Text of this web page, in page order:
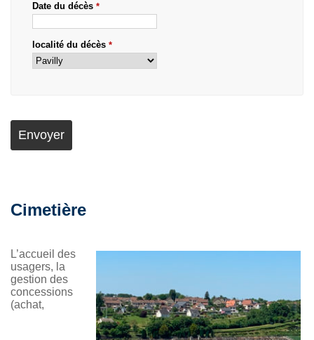
Date du décès *
localité du décès *
Cimetière
L’accueil des
usagers, la
gestion des
concessions
(achat,